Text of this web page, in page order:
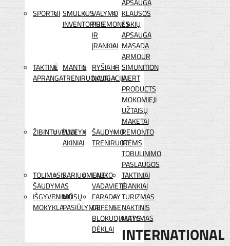
APSAUGA
SPORTUI SMULKUS
INVENTORIUS
VALYMO
PRIEMONĖS
IR
ĮRANKIAI
KLAUSOS
/ AKIŲ
APSAUGA
MASADA
ARMOUR
TAKTINĖ
APRANGA
MANTIS
TRENIRUOKLIAI
RYŠIAI IR
NAVIGACIJA
SIMUNITION
INERT
PRODUCTS
MOKOMIEJI
UŽTAISŲ
MAKETAI
ŽIBINTUVĖLIAI
WILEYX
AKINIAI
ŠAUDYMO
TRENIRUOTĖMS
REMONTO
IR
TOBULINIMO
PASLAUGOS
TOLIMASIS
ŠAUDYMAS
KARIUOMENEI
LAUKO
VADAVIETĖ
TAKTINIAI
ĮRANKIAI
IŠGYVENIMO
MOKYKLA
MŪSŲ
PASIŪLYMAI
FARADAY
DEFENSE
BLOKUOJANTYS
DĖKLAI
TURIZMAS
NAKTINIS
MATYMAS
INTERNATIONAL